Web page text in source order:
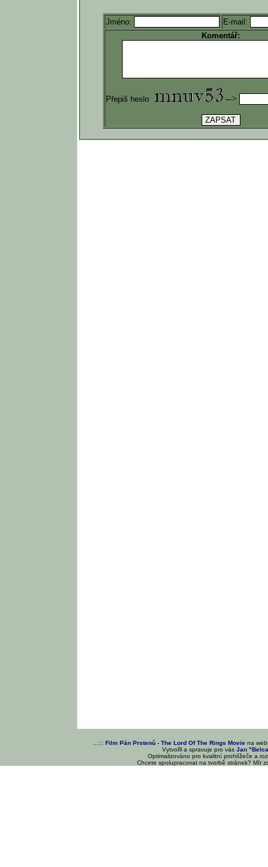
Jméno:
E-mail:
Komentář:
Přepiš heslo -->
...::: Film Pán Prstenů - The Lord Of The Rings Movie na
Vytvořil a spravuje pro vásJan
Optimalizováno pro kvalitní prohlížeče a
Chcete spolupracovat na tvorbě stránek? Mít